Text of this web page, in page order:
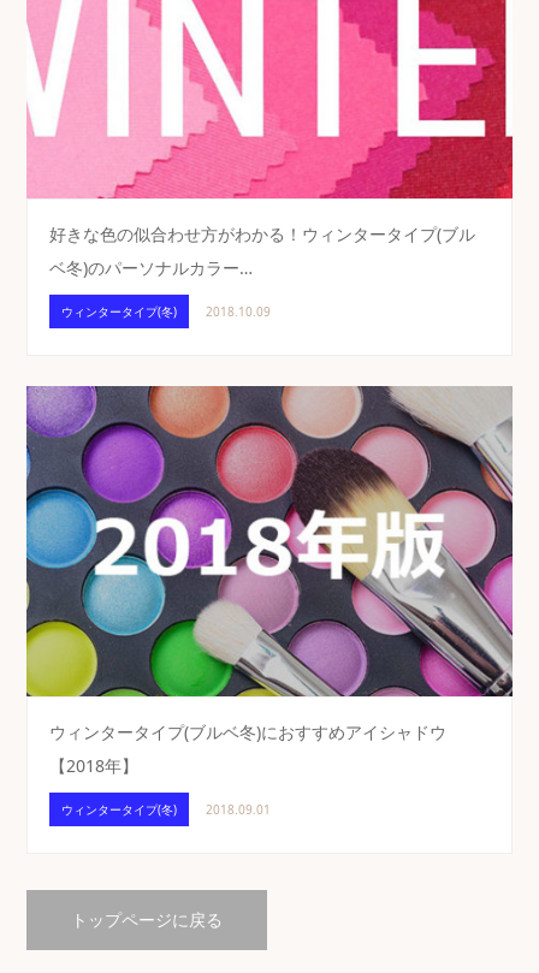
好きな色の似合わせ方がわかる！ウィンタータイプ(ブル
ベ冬)のパーソナルカラー…
ウィンタータイプ(冬) 2018.10.09
ウィンタータイプ(ブルベ冬)におすすめアイシャドウ
【2018年】
ウィンタータイプ(冬) 2018.09.01
トップページに戻る